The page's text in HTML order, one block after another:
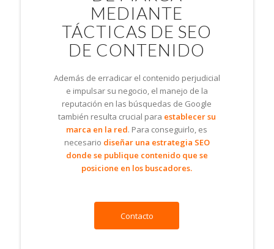
MEDIANTE
TÁCTICAS DE SEO
DE CONTENIDO
Además de erradicar el contenido perjudicial
e impulsar su negocio, el manejo de la
reputación en las búsquedas de Google
también resulta crucial para establecer su
marca en la red. Para conseguirlo, es
necesario diseñar una estrategia SEO
donde se publique contenido que se
posicione en los buscadores.
Contacto